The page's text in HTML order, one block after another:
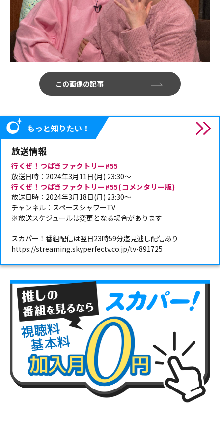
この画像の記事
もっと知りたい！
放送情報
行くぜ！つばきファクトリー#55
放送日時：2024年3月11日(月) 23:30～
行くぜ！つばきファクトリー#55(コメンタリー版)
放送日時：2024年3月18日(月) 23:30～
チャンネル：スペースシャワーTV
※放送スケジュールは変更となる場合があります
スカパー！番組配信は翌日23時59分迄見逃し配信あり
https://streaming.skyperfectv.co.jp/tv-891725